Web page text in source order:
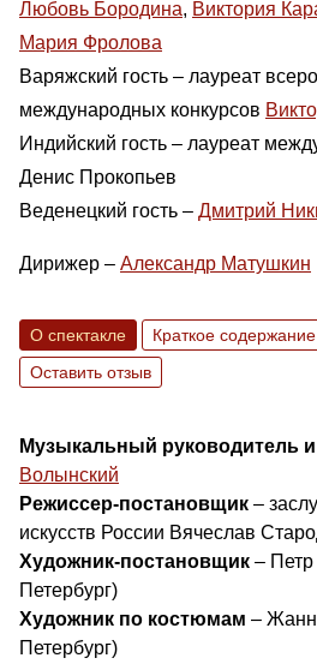
Любовь Бородина, Виктория
Мария Фролова
Варяжский гость – лауреат
международных конкурсов
Индийский гость – лауреат
Денис Прокопьев
Веденецкий гость – Дмитрий
Дирижер – Александр Матушкин
О спектакле Краткое содержание
Оставить отзыв
Музыкальный руководитель
Волынский
Режиссер-постановщик –
искусств России Вячеслав
Художник-постановщик – Петр
Петербург)
Художник по костюмам –
Петербург)